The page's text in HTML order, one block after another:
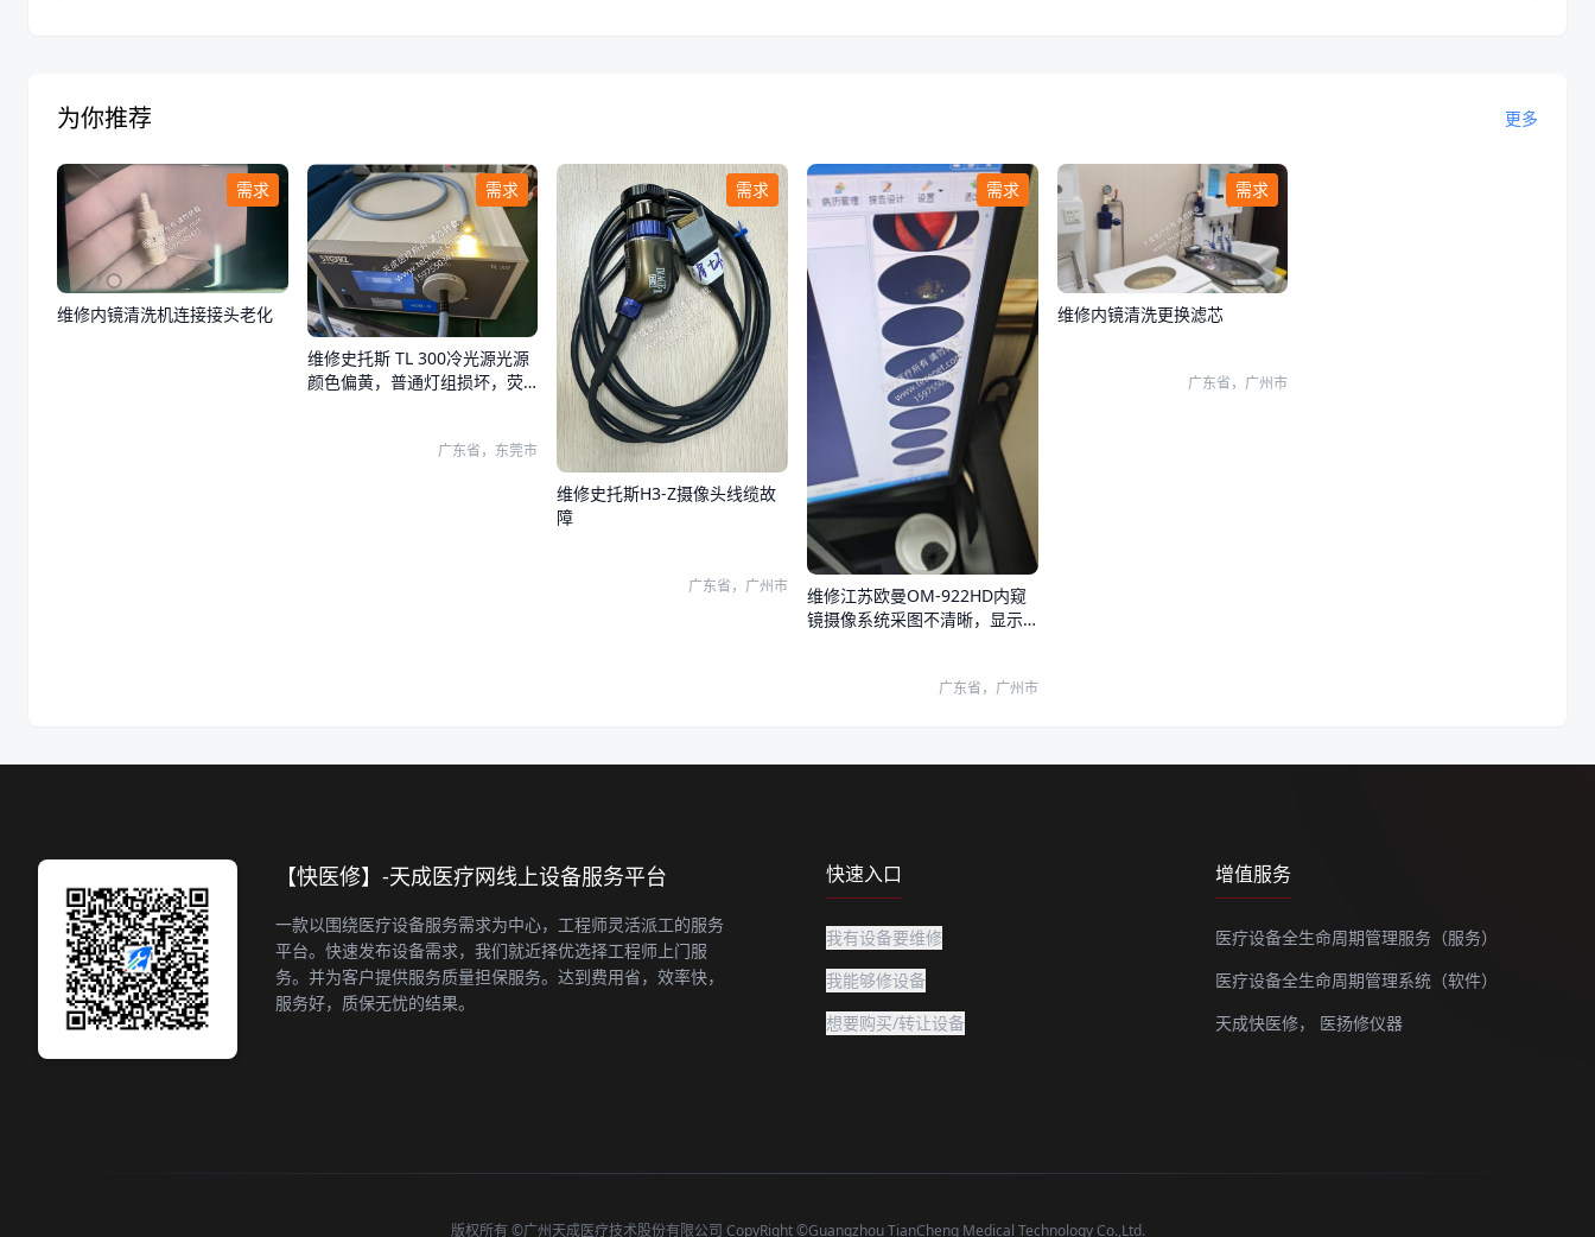
为你推荐 更多
需求
维修内镜清洗机连接接头老化
需求
维修史托斯 TL 300冷光源光源
颜色偏黄，普通灯组损坏，荧
广东省，东莞市
需求
维修史托斯H3-Z摄像头线缆故
障
广东省，广州市
需求
维修江苏欧曼OM-922HD内窥
镜摄像系统采图不清晰，显示
广东省，广州市
需求
维修内镜清洗更换滤芯
广东省，广州市
【快医修】-天成医疗网线上设备服务平台
一款以围绕医疗设备服务需求为中心，工程师灵活派工的服务
平台。快速发布设备需求，我们就近择优选择工程师上门服
务。并为客户提供服务质量担保服务。达到费用省，效率快，
服务好，质保无忧的结果。
快速入口
我有设备要维修
我能够修设备
想要购买/转让设备
增值服务
医疗设备全生命周期管理服务（服务）
医疗设备全生命周期管理系统（软件）
天成快医修，
医扬修仪器
版权所有 ©广州天成医疗技术股份有限公司 CopyRight ©Guangzhou TianCheng Medical Technology Co.,Ltd.